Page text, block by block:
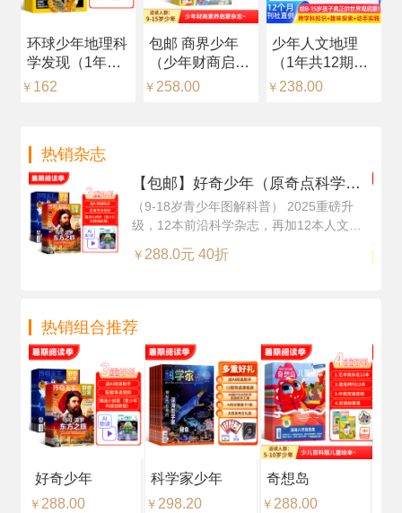
环球少年地理科
学发现（1年共
12期）（杂志订
￥ 162
包邮 商界少年
（少年财商启
蒙）（1年共12
￥ 258.00
少年人文地理
（1年共12期）
（杂志订阅）
￥ 238.00
热销杂志
【包邮】好奇少年（原奇点科学）
（Science Illustrated 中文版）（1
年共12期24本，科学版+历史版）
+赠送AI阅读助手
（9-18岁青少年图解科普） 2025重磅升
级，12本前沿科学杂志，再加12本人文知
￥288.0元 40折
热销组合推荐
好奇少年
￥ 288.00
科学家少年
￥ 298.20
奇想岛
￥ 288.00